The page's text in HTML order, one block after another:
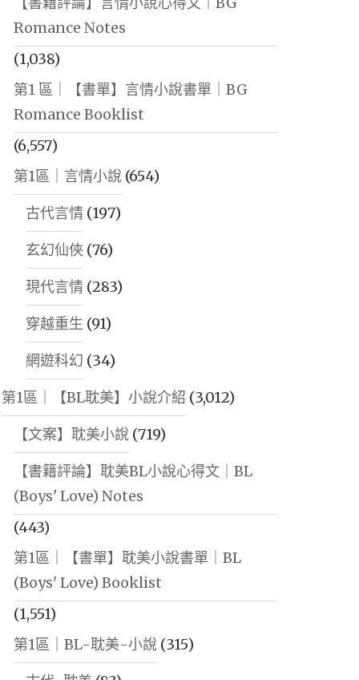
Romance Notes
(1,038)
第1 區｜【書單】言情小說書單｜BG
Romance Booklist
(6,557)
第1區｜言情小說(654)
古代言情(197)
玄幻仙俠 (76)
現代言情(283)
穿越重生 (91)
網遊科幻 (34)
第1區｜【BL耽美】小說介紹 (3,012)
【文案】耽美小說(719)
【書籍評論】耽美BL小說心得文｜BL
(Boys' Love) Notes
(443)
第1區｜【書單】耽美小說書單｜BL
(Boys' Love) Booklist
(1,551)
第1區｜BL-耽美-小說(315)